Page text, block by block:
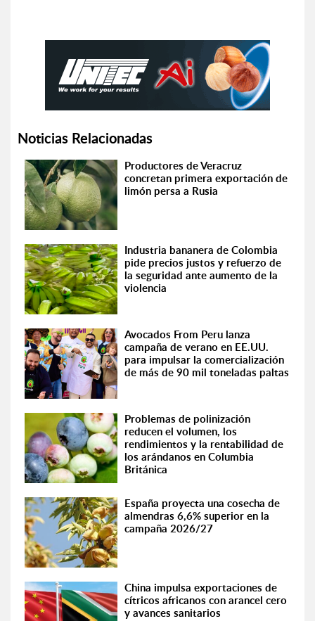
Noticias Relacionadas
Productores de Veracruz
concretan primera exportación de
limón persa a Rusia
Industria bananera de Colombia
pide precios justos y refuerzo de
la seguridad ante aumento de la
violencia
Avocados From Peru lanza
campaña de verano en EE.UU.
para impulsar la comercialización
de más de 90 mil toneladas paltas
Problemas de polinización
reducen el volumen, los
rendimientos y la rentabilidad de
los arándanos en Columbia
Británica
España proyecta una cosecha de
almendras 6,6% superior en la
campaña 2026/27
China impulsa exportaciones de
cítricos africanos con arancel cero
y avances sanitarios